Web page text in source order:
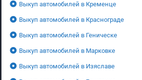
Выкуп автомобилей в Кременце
Выкуп автомобилей в Краснограде
Выкуп автомобилей в Геническе
Выкуп автомобилей в Марковке
Выкуп автомобилей в Изяславе